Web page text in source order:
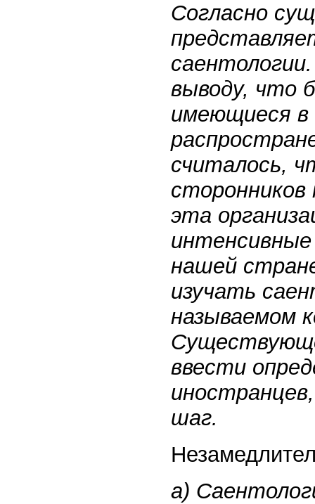
Согласно
выводу, что
имеющиеся в
считалось,
сторонников
эта
интенсивные
нашей
изучать
называемом
ввести
шаг.
а)